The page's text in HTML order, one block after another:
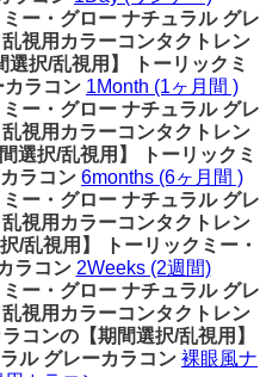
ー・グロー ナチュラル グレ
視用カラーコンタクトレン
択/乱視用】 トーリックミ
カラコン 1Month (1ヶ月間 )
ー・グロー ナチュラル グレ
視用カラーコンタクトレン
選択/乱視用】 トーリックミ
ラコン 6months (6ヶ月間 )
ー・グロー ナチュラル グレ
視用カラーコンタクトレン
/乱視用】 トーリックミー・
ラコン 2Weeks (2週間)
ー・グロー ナチュラル グレ
視用カラーコンタクトレン
コンの【期間選択/乱視用】
ル グレーカラコン 裸眼風ナ